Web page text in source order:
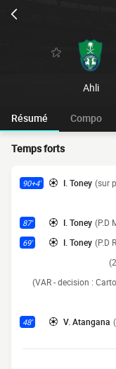
Ahli
Résumé Compo
Temps forts
90+4' I. Toney (sur
87' I. Toney (P.D
69' I. Toney (P.D
(VAR - decision :
48' V. Atangana